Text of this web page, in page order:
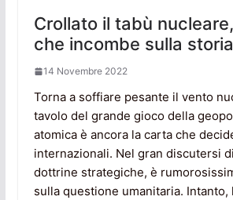
Crollato il tabù
che incombe sulla
14 Novembre 2022
Torna a soffiare pesante il vento
tavolo del grande gioco della
atomica è ancora la carta che
internazionali. Nel gran discutersi
dottrine strategiche, è
sulla questione umanitaria. Intanto,